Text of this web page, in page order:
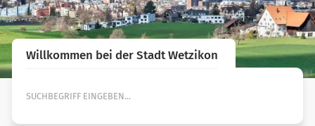
Willkommen bei der Stadt Wetzikon
Suche